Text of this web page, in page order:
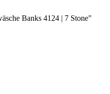
Banks 4124 | 7 Stone"